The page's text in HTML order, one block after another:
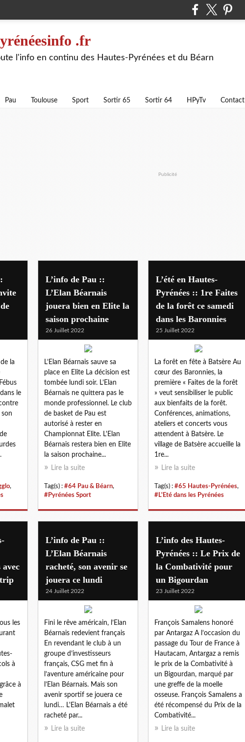
.fr
l'info en continu des Hautes-Pyrénées et du Béarn
Pau Toulouse Sport Sortir 65 Sortir 64 HPyTv Contact
Publicité
la
le
,
L’info de Pau ::
L’Elan Béarnais
jouera bien en Elite la
saison prochaine
26 Juillet 2022
L’Elan Béarnais sauve sa
place en Elite La décision est
tombée lundi soir. L’Elan
Béarnais ne quittera pas le
monde professionnel. Le club
de basket de Pau est
autorisé à rester en
Championnat Elite. L'Elan
Béarnais restera bien en Elite
la saison prochaine...
Lire la suite
Tag(s) : #64 Pau & Béarn,
#Pyrénées Sport
L’été en Hautes-
Pyrénées :: 1re Faites
de la forêt ce samedi
dans les Baronnies
25 Juillet 2022
La forêt en fête à Batsère Au
cœur des Baronnies, la
première « Faites de la forêt
» veut sensibiliser le public
aux bienfaits de la forêt.
Conférences, animations,
ateliers et concerts vous
attendent à Batsère. Le
village de Batsère accueille la
1re...
Lire la suite
Tag(s) : #65 Hautes-Pyrénées,
#L'Eté dans les Pyrénées
avec
les
à
à
L’info de Pau ::
L’Elan Béarnais
racheté, son avenir se
jouera ce lundi
24 Juillet 2022
Fini le rêve américain, l’Elan
Béarnais redevient français
En revendant le club à un
groupe d’investisseurs
français, CSG met fin à
l’aventure américaine pour
l’Elan Béarnais. Mais son
avenir sportif se jouera ce
lundi… L'Elan Béarnais a été
racheté par...
Lire la suite
L’info des Hautes-
Pyrénées :: Le Prix de
la Combativité pour
un Bigourdan
23 Juillet 2022
François Samalens honoré
par Antargaz A l’occasion du
passage du Tour de France à
Hautacam, Antargaz a remis
le prix de la Combativité à
un Bigourdan, marqué par
une greffe de la moelle
osseuse. François Samalens a
été récompensé du Prix de la
Combativité...
Lire la suite